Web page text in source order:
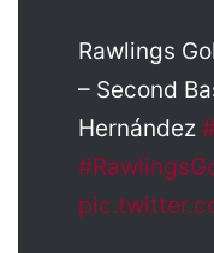
Rawlings
– Second
Hernández